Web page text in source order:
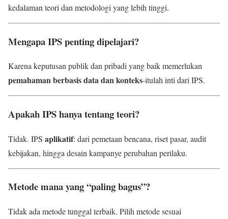
kedalaman teori dan metodologi yang lebih tinggi.
Mengapa IPS penting dipelajari?
Karena keputusan publik dan pribadi yang baik memerlukan
pemahaman berbasis data dan konteks-itulah inti dari IPS.
Apakah IPS hanya tentang teori?
Tidak. IPS aplikatif: dari pemetaan bencana, riset pasar, audit
kebijakan, hingga desain kampanye perubahan perilaku.
Metode mana yang “paling bagus”?
Tidak ada metode tunggal terbaik. Pilih metode sesuai